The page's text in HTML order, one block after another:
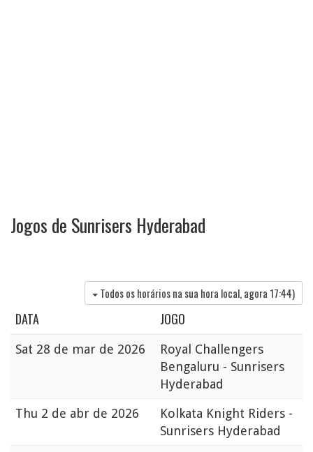
Jogos de Sunrisers Hyderabad
Todos os horários na sua hora local, agora 17:44)
DATA JOGO
Sat 28 de mar de 2026
Royal Challengers
Bengaluru - Sunrisers
Hyderabad
Thu 2 de abr de 2026
Kolkata Knight Riders -
Sunrisers Hyderabad